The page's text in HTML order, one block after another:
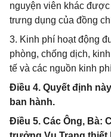
nguyện viên khác
trưng dụng của đồng
3. Kinh phí hoạt động
phòng, chống dịch,
tế và các nguồn kinh
Điều 4. Quyết định
ban hành.
Điều 5. Các Ông, Bà: